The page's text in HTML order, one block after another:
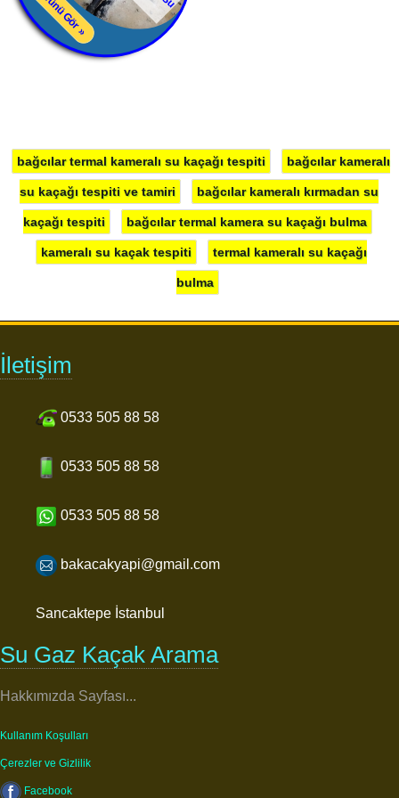
bağcılar termal kameralı su kaçağı tespiti bağcılar kameralı
su kaçağı tespiti ve tamiri bağcılar kameralı kırmadan su
kaçağı tespiti bağcılar termal kamera su kaçağı bulma
kameralı su kaçak tespiti termal kameralı su kaçağı
bulma
İletişim
0533 505 88 58
0533 505 88 58
0533 505 88 58
bakacakyapi@gmail.com
Sancaktepe İstanbul
Su Gaz Kaçak Arama
Hakkımızda Sayfası...
Kullanım Koşulları
Çerezler ve Gizlilik
Facebook